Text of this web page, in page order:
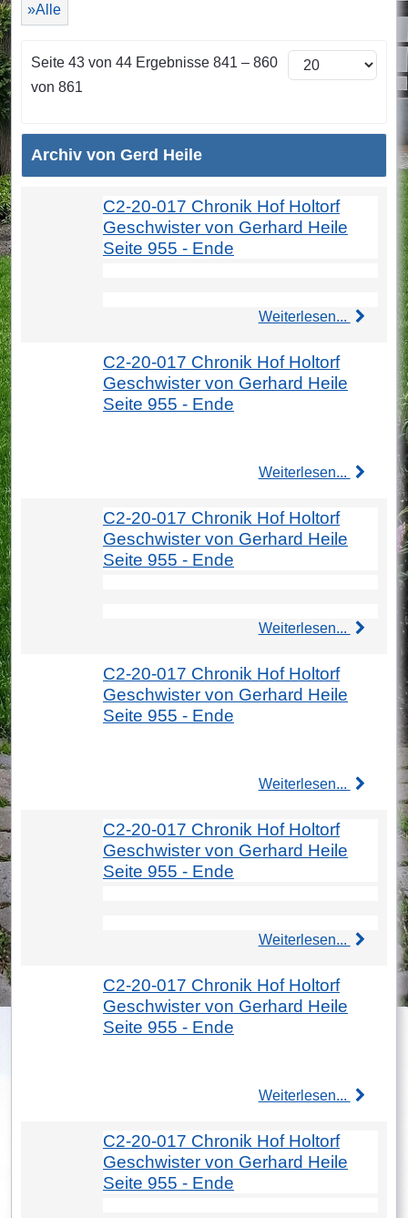
»Alle
Seite 43 von 44 Ergebnisse 841 – 860
von 861
Archiv von Gerd Heile
C2-20-017 Chronik Hof Holtorf
Geschwister von Gerhard Heile
Seite 955 - Ende
Weiterlesen...
C2-20-017 Chronik Hof Holtorf
Geschwister von Gerhard Heile
Seite 955 - Ende
Weiterlesen...
C2-20-017 Chronik Hof Holtorf
Geschwister von Gerhard Heile
Seite 955 - Ende
Weiterlesen...
C2-20-017 Chronik Hof Holtorf
Geschwister von Gerhard Heile
Seite 955 - Ende
Weiterlesen...
C2-20-017 Chronik Hof Holtorf
Geschwister von Gerhard Heile
Seite 955 - Ende
Weiterlesen...
C2-20-017 Chronik Hof Holtorf
Geschwister von Gerhard Heile
Seite 955 - Ende
Weiterlesen...
C2-20-017 Chronik Hof Holtorf
Geschwister von Gerhard Heile
Seite 955 - Ende